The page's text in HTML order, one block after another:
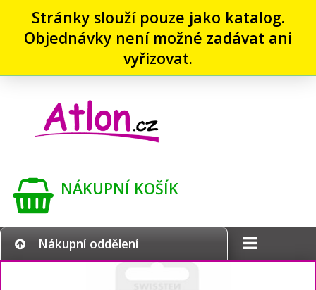
Stránky slouží pouze jako katalog.
Objednávky není možné zadávat ani
vyřizovat.
NÁKUPNÍ KOŠÍK
Nákupní oddělení